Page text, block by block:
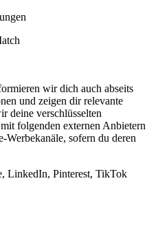
wir dich auch abseits
und zeigen dir relevante
deine verschlüsselten
folgenden externen Anbietern
Werbekanäle, sofern du deren
LinkedIn, Pinterest, TikTok